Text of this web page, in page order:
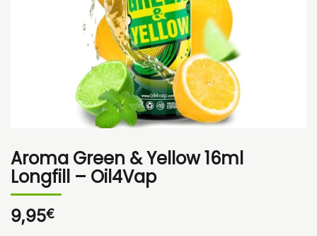
Aroma Green & Yellow 16ml
Longfill – Oil4Vap
9,95€